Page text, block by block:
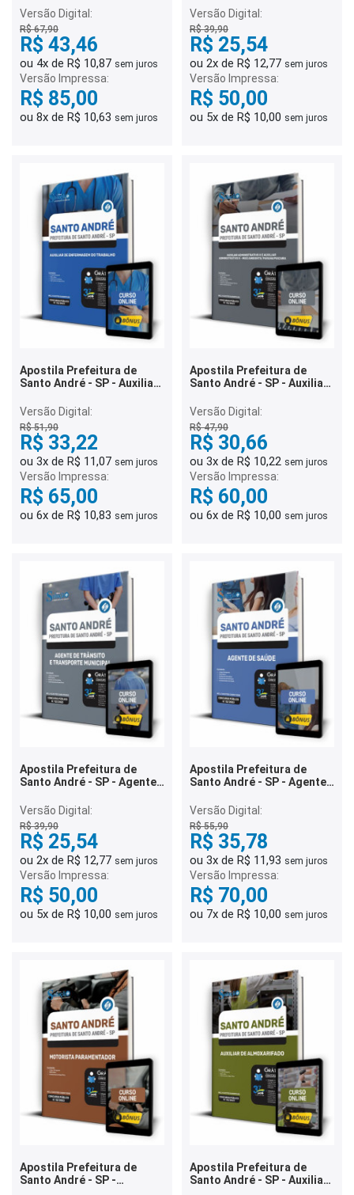
Versão Digital:
R$ 67,90
R$ 43,46
ou 4x de R$ 10,87 sem juros
Versão Impressa:
R$ 85,00
ou 8x de R$ 10,63 sem juros
Versão Digital:
R$ 39,90
R$ 25,54
ou 2x de R$ 12,77 sem juros
Versão Impressa:
R$ 50,00
ou 5x de R$ 10,00 sem juros
Apostila Prefeitura de
Santo André - SP - Auxiliar
Trabalho
Versão Digital:
R$ 51,90
R$ 33,22
ou 3x de R$ 11,07 sem juros
Versão Impressa:
R$ 65,00
ou 6x de R$ 10,83 sem juros
Apostila Prefeitura de
Santo André - SP - Auxiliar
Administrativo II - Meio
Ambiente/Paranapiacaba
Versão Digital:
R$ 47,90
R$ 30,66
ou 3x de R$ 10,22 sem juros
Versão Impressa:
R$ 60,00
ou 6x de R$ 10,00 sem juros
Apostila Prefeitura de
Santo André - SP - Agente
Municipal
Versão Digital:
R$ 39,90
R$ 25,54
ou 2x de R$ 12,77 sem juros
Versão Impressa:
R$ 50,00
ou 5x de R$ 10,00 sem juros
Apostila Prefeitura de
Santo André - SP - Agente
Versão Digital:
R$ 55,90
R$ 35,78
ou 3x de R$ 11,93 sem juros
Versão Impressa:
R$ 70,00
ou 7x de R$ 10,00 sem juros
Apostila Prefeitura de
Santo André - SP -
Apostila Prefeitura de
Santo André - SP - Auxiliar